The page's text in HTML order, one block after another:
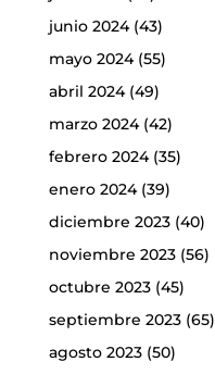
junio 2024(43)
mayo 2024(55)
abril 2024(49)
marzo 2024(42)
febrero 2024(35)
enero 2024(39)
diciembre 2023(40)
noviembre 2023(56)
octubre 2023(45)
septiembre 2023(65)
agosto 2023(50)